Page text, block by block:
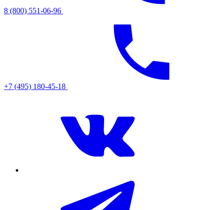
8 (800) 551-06-96
+7 (495) 180-45-18